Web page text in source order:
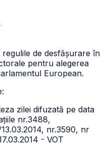
de desfășurare în
pentru alegerea
European.
zilei difuzată pe data
nr.3488,
nr.3590, nr
- VOT